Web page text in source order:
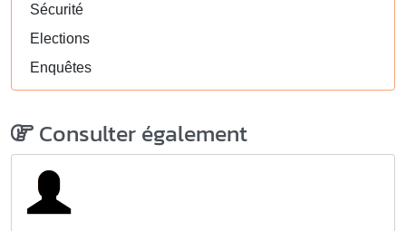
Sécurité
Elections
Enquêtes
Consulter également